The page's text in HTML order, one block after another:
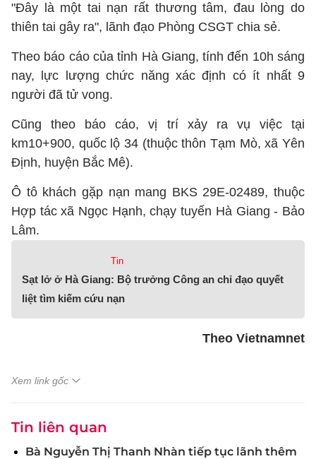
"Đây là một tai nạn rất thương tâm, đau lòng do
thiên tai gây ra", lãnh đạo Phòng CSGT chia sẻ.
Theo báo cáo của tỉnh Hà Giang, tính đến 10h sáng
nay, lực lượng chức năng xác định có ít nhất 9
người đã tử vong.
Cũng theo báo cáo, vị trí xảy ra vụ việc tại
km10+900, quốc lộ 34 (thuộc thôn Tạm Mò, xã Yên
Định, huyện Bắc Mê).
Ô tô khách gặp nạn mang BKS 29E-02489, thuộc
Hợp tác xã Ngọc Hạnh, chạy tuyến Hà Giang - Bảo
Lâm.
Tin
Sạt lở ở Hà Giang: Bộ trưởng Công an chỉ đạo quyết
liệt tìm kiếm cứu nạn
Theo Vietnamnet
Xem link gốc
Tin liên quan
Bà Nguyễn Thị Thanh Nhàn tiếp tục lãnh thêm